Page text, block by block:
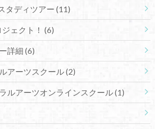
タディツアー (11)
ェクト！ (6)
詳細 (6)
アーツスクール(2)
ルアーツオンラインスクール(1)